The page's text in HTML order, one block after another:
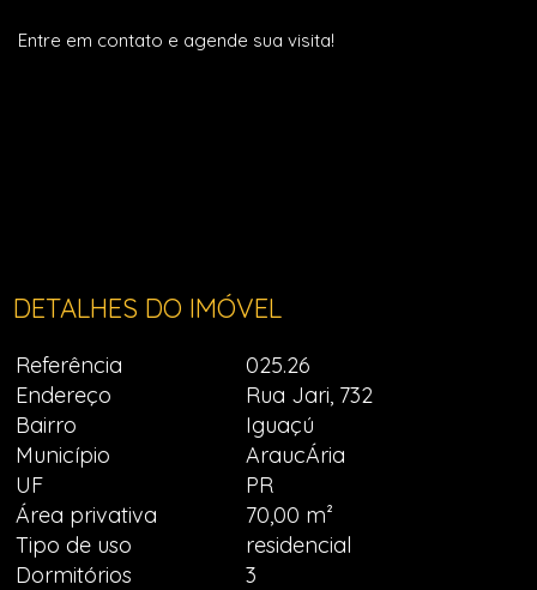
Entre em contato e agende sua visita!
DETALHES DO IMÓVEL
Referência
025.26
Endereço
Rua Jari, 732
Bairro
Iguaçú
Município
AraucÁria
UF
PR
Área privativa
70,00 m²
Tipo de uso
residencial
Dormitórios
3